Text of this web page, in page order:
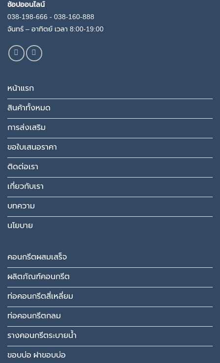
ช้อปออนไลน์
038-198-666 - 038-160-888
จันทร์ – อาทิตย์ เวลา 8:00-19:00
หน้าแรก
สินค้าทั้งหมด
การส่งเสริม
ขอใบเสนอราคา
ติดต่อเรา
เกี่ยวกับเรา
บทความ
นโยบาย
คอนกรีตผสมเสร็จ
ผลิตภัณฑ์คอนกรีต
ท่อคอนกรีตสี่เหลี่ยม
ท่อคอนกรีตกลม
รางคอนกรีตระบายน้ำ
ขอบบ่อ ฝาขอบบ่อ